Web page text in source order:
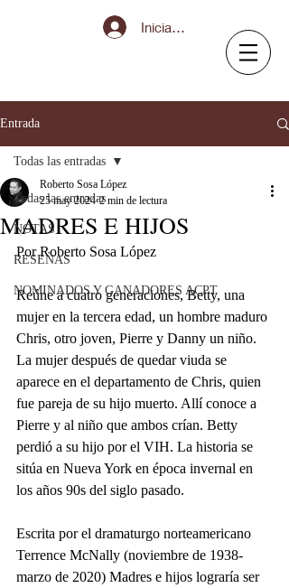
Iniciar sesión
Entrada
Todas las entradas
NOTAS
RESEÑAS
NOMINADOS Y GANADORES ACPT
Todas las entradas
MADRES E HIJOS
Roberto Sosa López
25 may 2024 2 min de lectura
Por Roberto Sosa López
Reúne a cuatro generaciones, Betty, una
mujer en la tercera edad, un hombre maduro
Chris, otro joven, Pierre y Danny un niño.
La mujer después de quedar viuda se
aparece en el departamento de Chris, quien
fue pareja de su hijo muerto. Allí conoce a
Pierre y al niño que ambos crían. Betty
perdió a su hijo por el VIH. La historia se
sitúa en Nueva York en época invernal en
los años 90s del siglo pasado.
Escrita por el dramaturgo norteamericano
Terrence McNally (noviembre de 1938-
marzo de 2020) Madres e hijos lograría ser